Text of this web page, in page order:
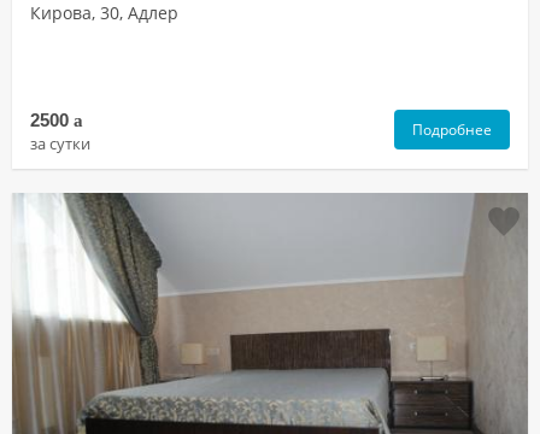
Кирова, 30, Адлер
2500 a
за сутки
Подробнее